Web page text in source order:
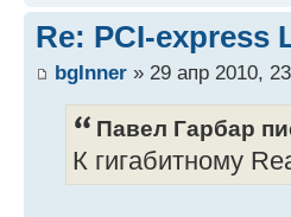
Re: PCI-express
bgInner » 29 апр 2010,
Павел Гарбар
К гигабитному